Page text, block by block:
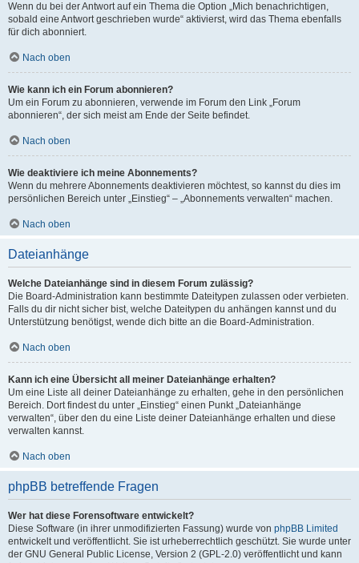
Wenn du bei der Antwort auf ein Thema die Option „Mich benachrichtigen,
sobald eine Antwort geschrieben wurde“ aktivierst, wird das Thema ebenfalls
für dich abonniert.
Nach oben
Wie kann ich ein Forum abonnieren?
Um ein Forum zu abonnieren, verwende im Forum den Link „Forum
abonnieren“, der sich meist am Ende der Seite befindet.
Nach oben
Wie deaktiviere ich meine Abonnements?
Wenn du mehrere Abonnements deaktivieren möchtest, so kannst du dies im
persönlichen Bereich unter „Einstieg“ – „Abonnements verwalten“ machen.
Nach oben
Dateianhänge
Welche Dateianhänge sind in diesem Forum zulässig?
Die Board-Administration kann bestimmte Dateitypen zulassen oder verbieten.
Falls du dir nicht sicher bist, welche Dateitypen du anhängen kannst und du
Unterstützung benötigst, wende dich bitte an die Board-Administration.
Nach oben
Kann ich eine Übersicht all meiner Dateianhänge erhalten?
Um eine Liste all deiner Dateianhänge zu erhalten, gehe in den persönlichen
Bereich. Dort findest du unter „Einstieg“ einen Punkt „Dateianhänge
verwalten“, über den du eine Liste deiner Dateianhänge erhalten und diese
verwalten kannst.
Nach oben
phpBB betreffende Fragen
Wer hat diese Forensoftware entwickelt?
Diese Software (in ihrer unmodifizierten Fassung) wurde von phpBB Limited
entwickelt und veröffentlicht. Sie ist urheberrechtlich geschützt. Sie wurde unter
der GNU General Public License, Version 2 (GPL-2.0) veröffentlicht und kann